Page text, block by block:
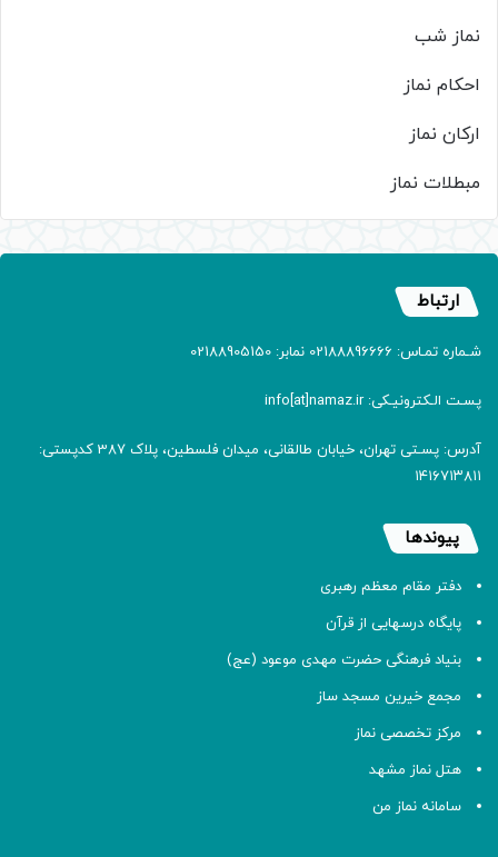
نماز شب
احکام نماز
ارکان نماز
مبطلات نماز
ارتباط
شـماره تمـاس: 02188896666 نمابر: 02188905150
پسـت الـکترونیـکی: info[at]namaz.ir
آدرس: پسـتی تهران، خیابان طالقانی، میدان فلسطین، پلاک 387 کدپستی:
۱۴۱۶۷۱۳۸۱۱
پیوندها
دفتر مقام معظم رهبری
پایگاه درسهایی از قرآن
بنیاد فرهنگی حضرت مهدی موعود (عج)
مجمع خیرین مسجد ساز
مرکز تخصصی نماز
هتل نماز مشهد
سامانه نماز من